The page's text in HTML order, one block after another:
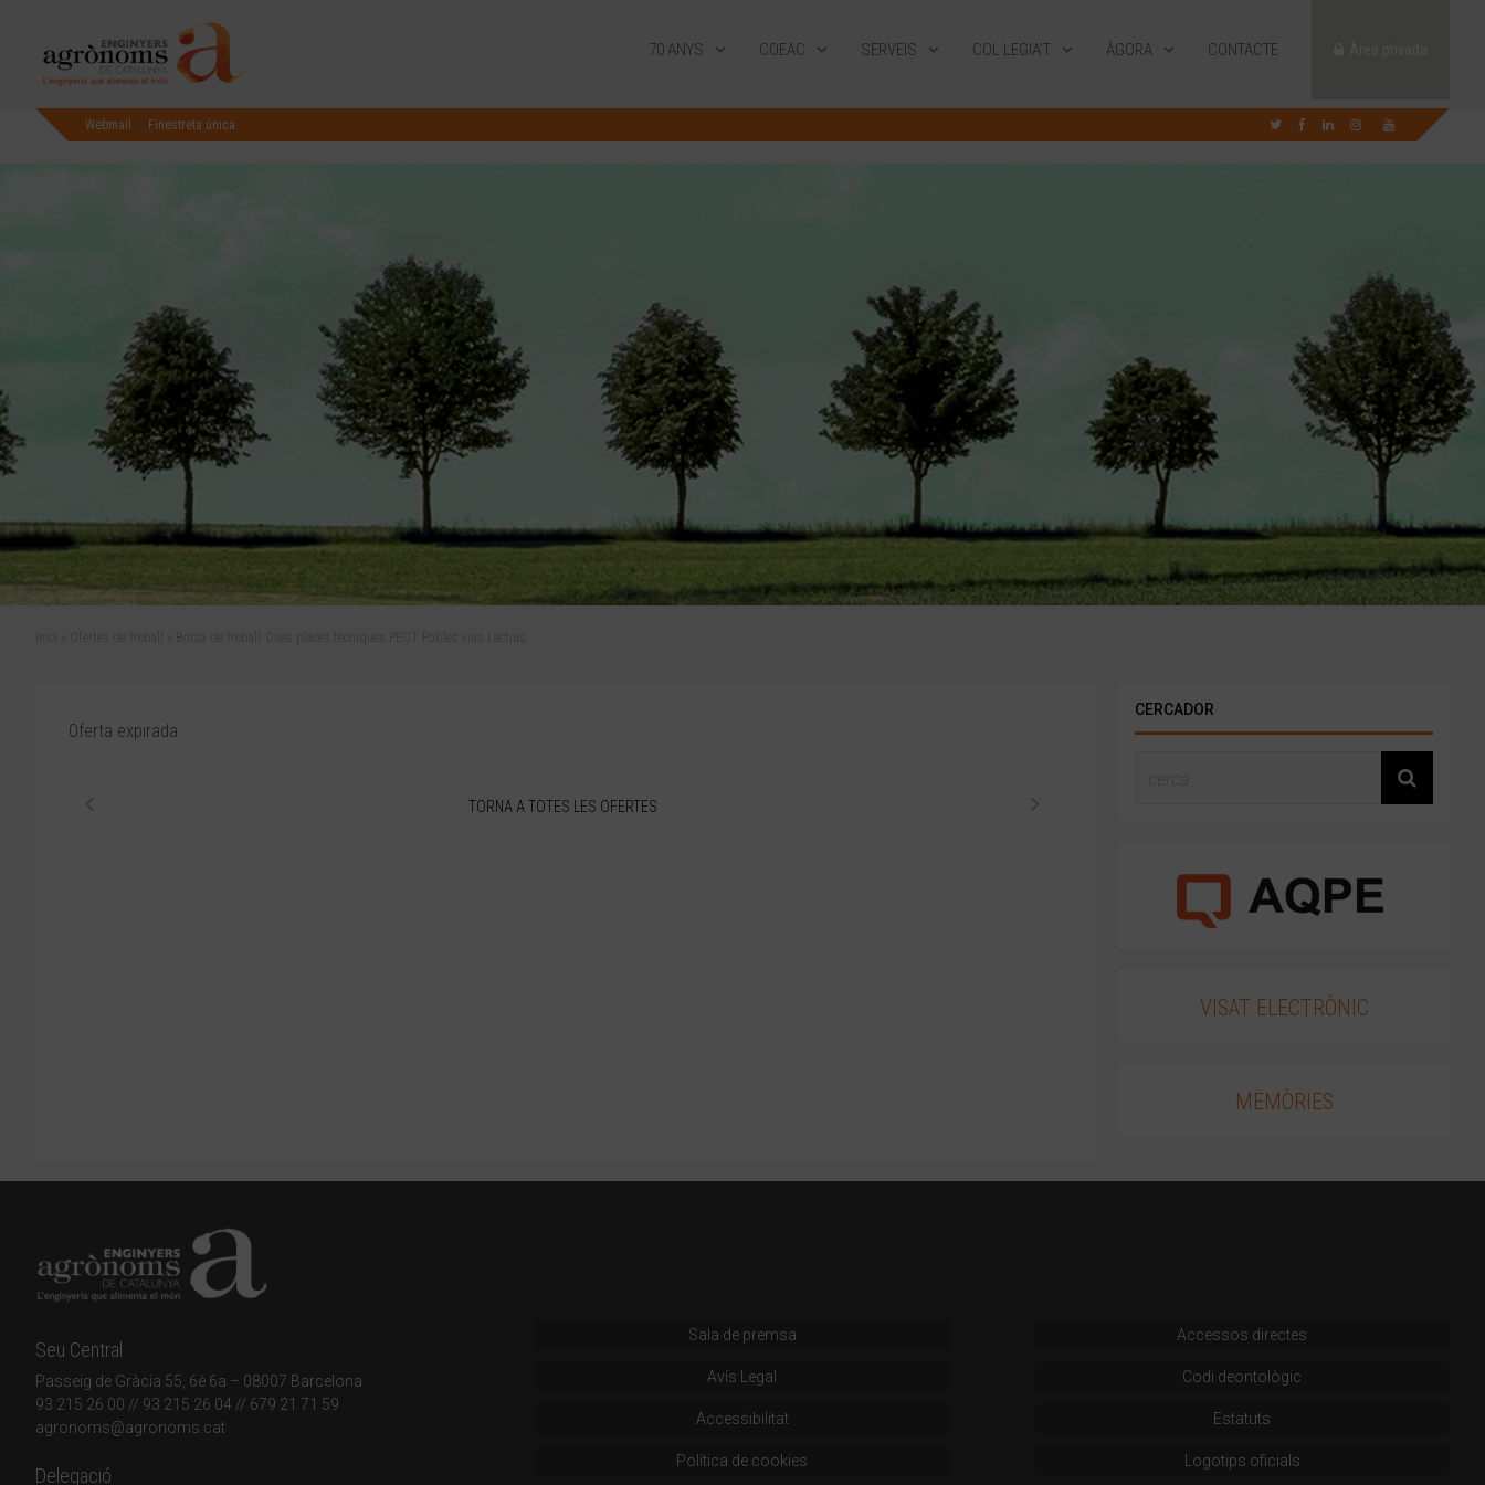
70 ANYS COEAC SERVEIS COL·LEGIA’T ÀGORA CONTACTE
Webmail Finestreta única
Oferta expirada
TORNA A TOTES LES OFERTES
CERCADOR
VISAT ELECTRÒNIC
MEMÒRIES
Seu Central
Passeig de Gràcia 55, 6è 6a – 08007 Barcelona
93 215 26 00 // 93 215 26 04 // 679 21 71 59
agronoms@agronoms.cat
Delegació
Sala de premsa
Avís Legal
Accessibilitat
Política de cookies
Accessos directes
Codi deontològic
Estatuts
Logotips oficials